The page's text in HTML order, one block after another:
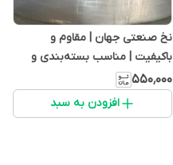
نخ صنعتی جهان | مقاوم و
باکیفیت | مناسب بسته‌بندی و
دوخت صنعتی
۵۵۰٬۰۰۰
افزودن به سبد